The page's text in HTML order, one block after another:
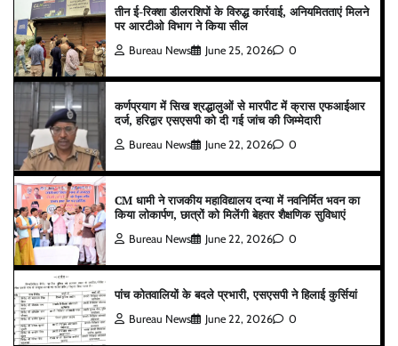
तीन ई-रिक्शा डीलरशिपों के विरुद्ध कार्रवाई, अनियमितताएं मिलने
पर आरटीओ विभाग ने किया सील
Bureau News June 25, 2026 0
कर्णप्रयाग में सिख श्रद्धालुओं से मारपीट में क्रास एफआईआर
दर्ज, हरिद्वार एसएसपी को दी गई जांच की जिम्मेदारी
Bureau News June 22, 2026 0
CM धामी ने राजकीय महाविद्यालय दन्या में नवनिर्मित भवन का
किया लोकार्पण, छात्रों को मिलेंगी बेहतर शैक्षणिक सुविधाएं
Bureau News June 22, 2026 0
पांच कोतवालियों के बदले प्रभारी, एसएसपी ने हिलाई कुर्सियां
Bureau News June 22, 2026 0